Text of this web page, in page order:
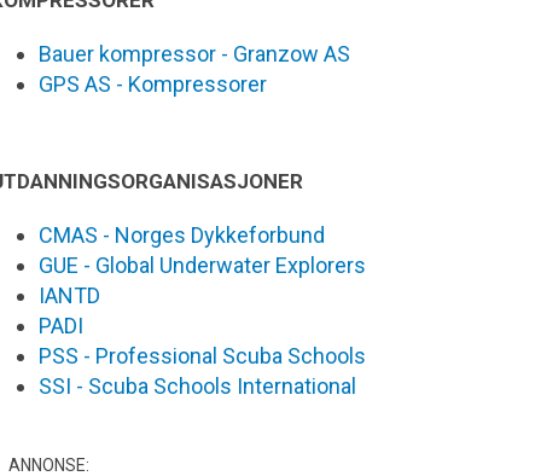
Bauer kompressor - Granzow AS
GPS AS - Kompressorer
CMAS - Norges Dykkeforbund
GUE - Global Underwater Explorers
IANTD
PADI
PSS - Professional Scuba Schools
SSI - Scuba Schools International
ANNONSE: